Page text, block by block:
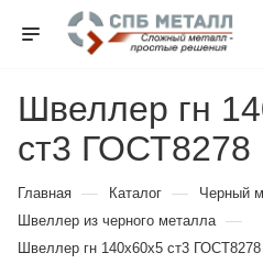
Швеллер гн
ст3 ГОСТ8278
Главная — Каталог — Черный
Швеллер из черного металла —
Швеллер гн 140х60х5 ст3 ГОСТ8278